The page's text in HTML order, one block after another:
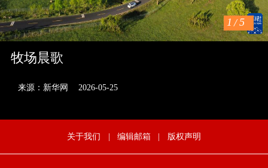
1 /5
牧场晨歌
来源：新华网 2026-05-25
关于我们 | 编辑邮箱 | 版权声明